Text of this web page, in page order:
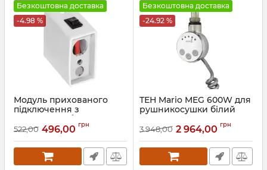
Безкоштовна доставка
-4.98 %
Модуль прихованого
підключення з
вимикачем, білий
Артикул:73207635
522,00 496,00 грн
Безкоштовна доставка
-24.92 %
ТЕН Mario MEG 600W для
рушникосушки білий
Артикул:5.0.1006.0.P-WG
3 948,00 2 964,00 грн